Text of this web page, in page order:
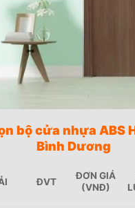
bộ cửa nhựa ABS
Bình Dương
ĐVT
ĐƠN GIÁ
(VNĐ)